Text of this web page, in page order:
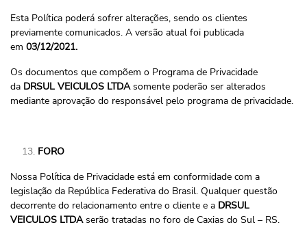
Esta Política poderá sofrer alterações, sendo os clientes
previamente comunicados. A versão atual foi publicada
em 03/12/2021.
Os documentos que compõem o Programa de Privacidade
da DRSUL VEICULOS LTDAsomente poderão ser alterados
mediante aprovação do responsável pelo programa de privacidade.
FORO
Nossa Política de Privacidade está em conformidade com a
legislação da República Federativa do Brasil. Qualquer questão
decorrente do relacionamento entre o cliente e a DRSUL
VEICULOS LTDAserão tratadas no foro de Caxias do Sul – RS.